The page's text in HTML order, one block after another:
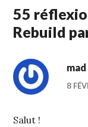
55
Rebuild
mad
8
Salut !